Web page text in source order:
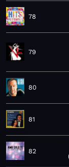
78
79
80
81
82